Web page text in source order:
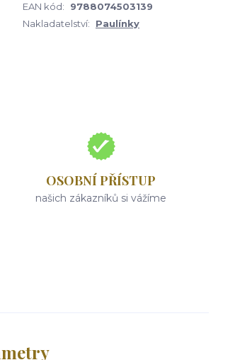
EAN kód:
9788074503139
Nakladatelství: Paulínky
OSOBNÍ PŘÍSTUP
našich zákazníků si vážíme